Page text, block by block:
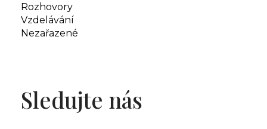
Rozhovory
Vzdelávání
Nezařazené
Sledujte nás